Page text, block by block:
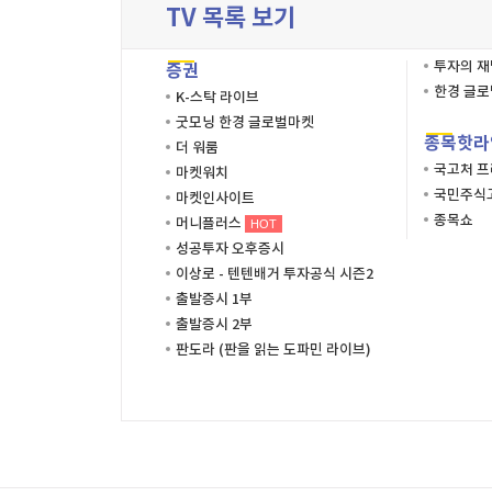
TV 목록 보기
증권
K-스탁 라이브
굿모닝 한경 글로벌마켓
더 워룸
마켓워치
마켓인사이트
머니플러스
HOT
성공투자 오후증시
이상로 - 텐텐배거 투자공식 시즌2
출발증시 1부
출발증시 2부
판도라 (판을 읽는 도파민 라이브)
투자의
한경 글
종목핫
국고처
국민주식
종목쇼